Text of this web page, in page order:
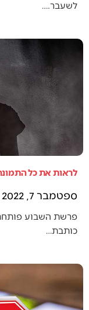
לשעבר.…
לראות את כל
ספטמבר 7, 2022
פרשת השבוע
כותבת…